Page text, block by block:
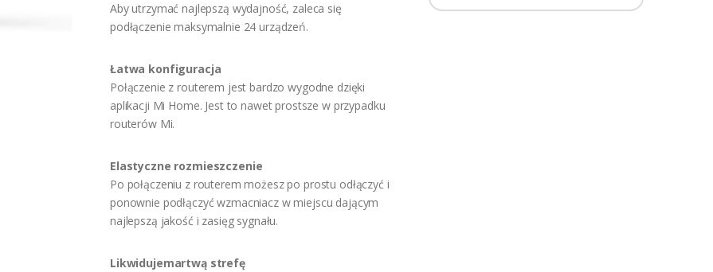
Aby utrzymać najlepszą wydajność, zaleca się
podłączenie maksymalnie 24 urządzeń.
Łatwa konfiguracja
Połączenie z routerem jest bardzo wygodne dzięki
aplikacji Mi Home. Jest to nawet prostsze w przypadku
routerów Mi.
Elastyczne rozmieszczenie
Po połączeniu z routerem możesz po prostu odłączyć i
ponownie podłączyć wzmacniacz w miejscu dającym
najlepszą jakość i zasięg sygnału.
Likwidujemartwą strefę